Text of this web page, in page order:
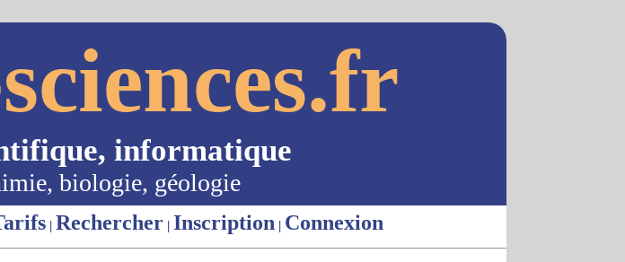
informatique
biologie, géologie
| Rechercher | Inscription | Connexion